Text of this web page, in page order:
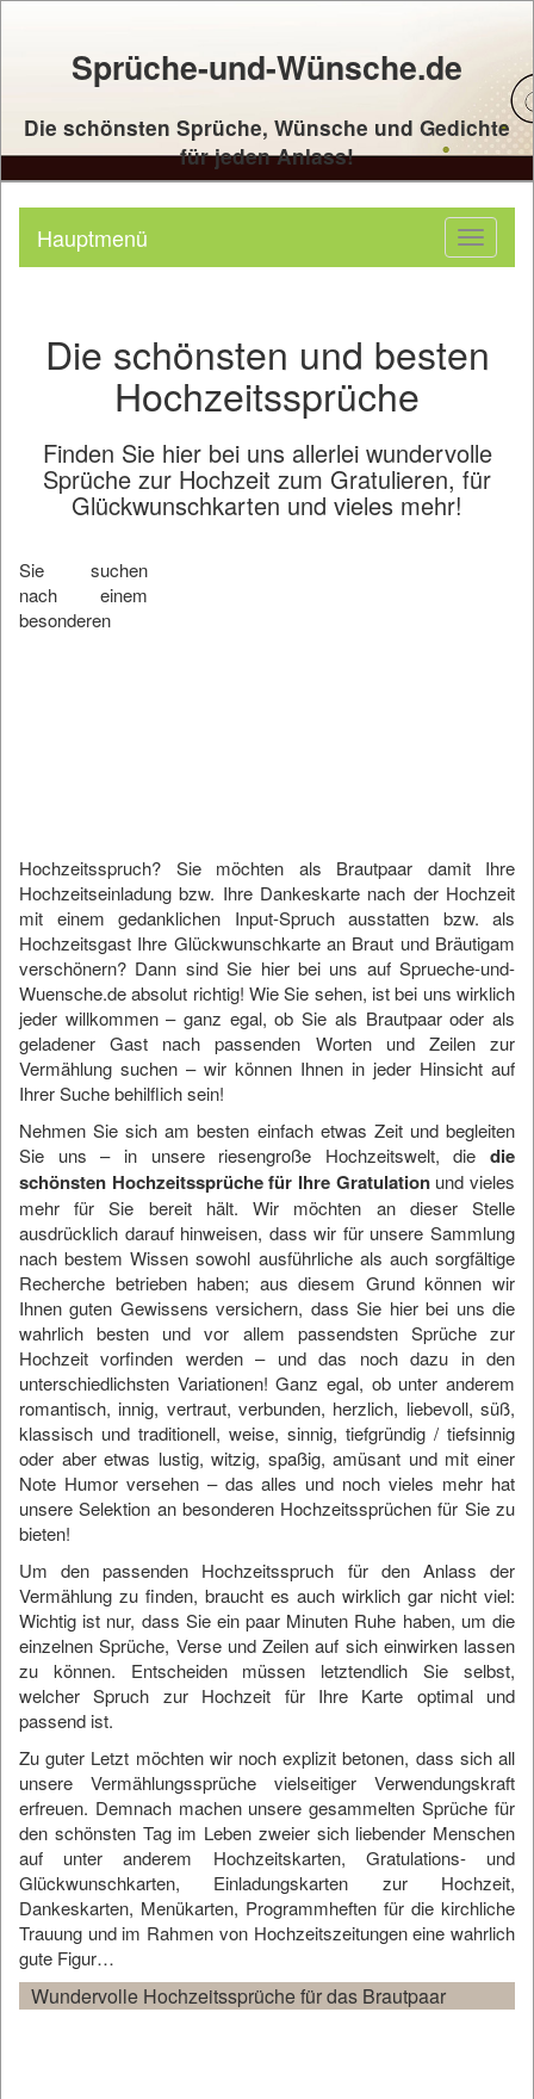
Sprüche-und-Wünsche.de
Die schönsten Sprüche, Wünsche und Gedichte
für jeden Anlass!
Toggle
Hauptmenü
Die schönsten und besten
Hochzeitssprüche
Finden Sie hier bei uns allerlei wundervolle
Sprüche zur Hochzeit zum Gratulieren, für
Glückwunschkarten und vieles mehr!
Sie suchen
nach einem
besonderen
Hochzeitsspruch? Sie möchten als Brautpaar damit Ihre
Hochzeitseinladung bzw. Ihre Dankeskarte nach der Hochzeit
mit einem gedanklichen Input-Spruch ausstatten bzw. als
Hochzeitsgast Ihre Glückwunschkarte an Braut und Bräutigam
verschönern? Dann sind Sie hier bei uns auf Sprueche-und-
Wuensche.deabsolut richtig! Wie Sie sehen, ist bei uns wirklich
jeder willkommen – ganz egal, ob Sie als Brautpaar oder als
geladener Gast nach passenden Worten und Zeilen zur
Vermählung suchen – wir können Ihnen in jeder Hinsicht auf
Ihrer Suche behilflich sein!
Nehmen Sie sich am besten einfach etwas Zeit und begleiten
Sie uns – in unsere riesengroße Hochzeitswelt, die die
schönsten Hochzeitssprüche für Ihre Gratulationund vieles
mehr für Sie bereit hält. Wir möchten an dieser Stelle
ausdrücklich darauf hinweisen, dass wir für unsere Sammlung
nach bestem Wissen sowohl ausführliche als auch sorgfältige
Recherche betrieben haben; aus diesem Grund können wir
Ihnen guten Gewissens versichern, dass Sie hier bei uns die
wahrlich besten und vor allem passendsten Sprüche zur
Hochzeit vorfinden werden – und das noch dazu in den
unterschiedlichsten Variationen! Ganz egal, ob unter anderem
romantisch, innig, vertraut, verbunden, herzlich, liebevoll, süß,
klassisch und traditionell, weise, sinnig, tiefgründig / tiefsinnig
oder aber etwas lustig, witzig, spaßig, amüsant und mit einer
Note Humor versehen – das alles und noch vieles mehr hat
unsere Selektion an besonderen Hochzeitssprüchen für Sie zu
bieten!
Um den passenden Hochzeitsspruch für den Anlass der
Vermählung zu finden, braucht es auch wirklich gar nicht viel:
Wichtig ist nur, dass Sie ein paar Minuten Ruhe haben, um die
einzelnen Sprüche, Verse und Zeilen auf sich einwirken lassen
zu können. Entscheiden müssen letztendlich Sie selbst,
welcher Spruch zur Hochzeit für Ihre Karte optimal und
passend ist.
Zu guter Letzt möchten wir noch explizit betonen, dass sich all
unsere Vermählungssprüche vielseitiger Verwendungskraft
erfreuen. Demnach machen unsere gesammelten Sprüche für
den schönsten Tag im Leben zweier sich liebender Menschen
auf unter anderem Hochzeitskarten, Gratulations- und
Glückwunschkarten, Einladungskarten zur Hochzeit,
Dankeskarten, Menükarten, Programmheften für die kirchliche
Trauung und im Rahmen von Hochzeitszeitungen eine wahrlich
gute Figur…
Wundervolle Hochzeitssprüche für das Brautpaar